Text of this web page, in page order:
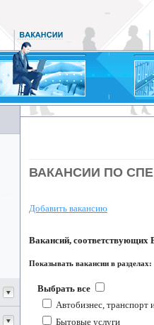
ВАКАНСИИ ПО
Добавить вакансию
Вакансий, соответствующих
Показывать вакансии в разделах:
Выбрать все
Автобизнес, транспорт
Бытовые услуги